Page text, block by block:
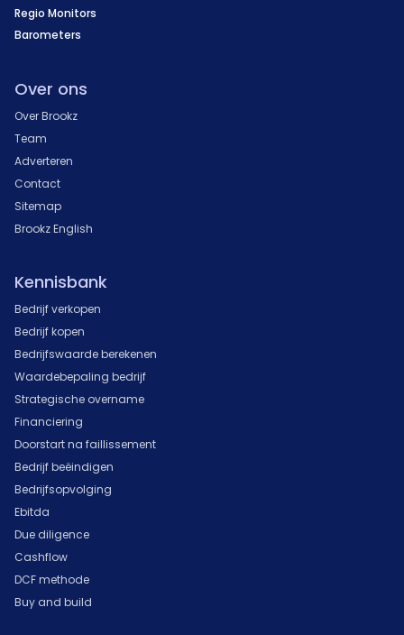
Regio Monitors
Barometers
Over ons
Over Brookz
Team
Adverteren
Contact
Sitemap
Brookz English
Kennisbank
Bedrijf verkopen
Bedrijf kopen
Bedrijfswaarde berekenen
Waardebepaling bedrijf
Strategische overname
Financiering
Doorstart na faillissement
Bedrijf beëindigen
Bedrijfsopvolging
Ebitda
Due diligence
Cashflow
DCF methode
Buy and build